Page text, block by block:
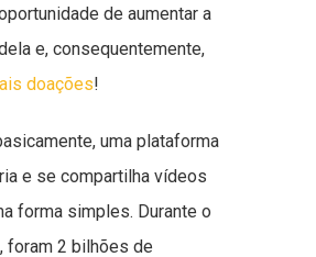
de aumentar a
e, consequentemente,
doações!
uma plataforma
e se compartilha vídeos
forma simples. Durante o
foram 2 bilhões de